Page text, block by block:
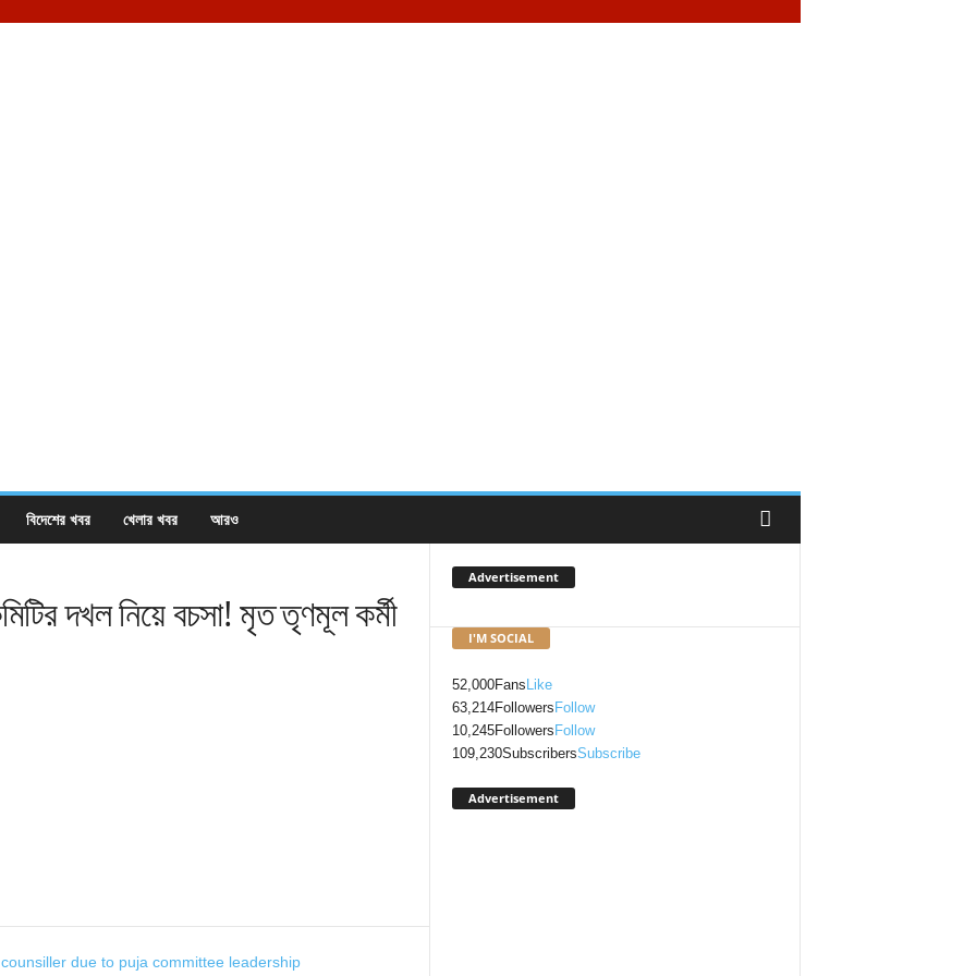
বিদেশের খবর খেলার খবর আরও
দখল নিয়ে বচসা! মৃত তৃণমূল কর্মী
Advertisement
I'M SOCIAL
52,000Fans Like
63,214Followers Follow
10,245Followers Follow
109,230SubscribersSubscribe
Advertisement